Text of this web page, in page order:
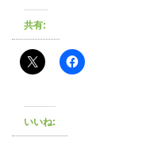
共有:
いいね: